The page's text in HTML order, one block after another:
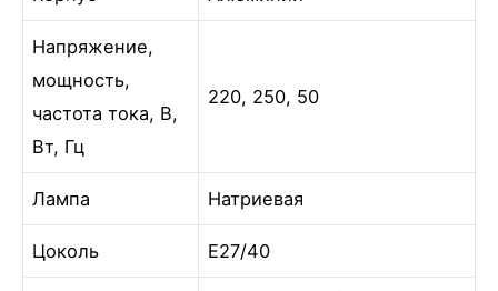
Напряжение,
мощность,
частота тока, В,
Вт, Гц
220, 250, 50
Лампа Натриевая
Цоколь E27/40